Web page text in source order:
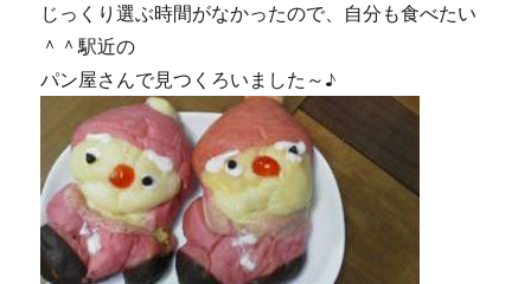
じっくり選ぶ時間がなかったので、自分も食べたい
＾＾駅近の
パン屋さんで見つくろいました～♪